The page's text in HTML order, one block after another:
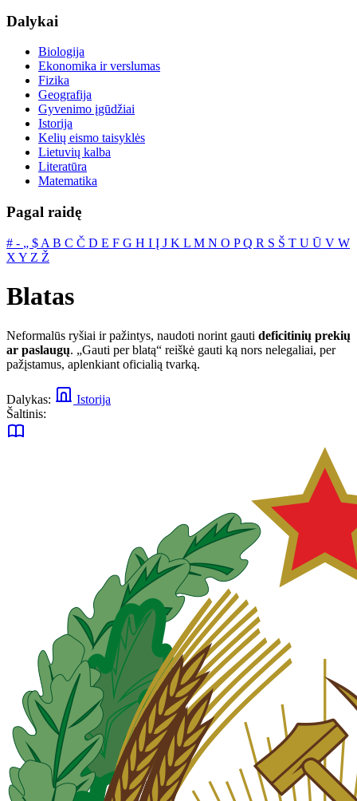
Dalykai
Biologija
Ekonomika ir verslumas
Fizika
Geografija
Gyvenimo įgūdžiai
Istorija
Kelių eismo taisyklės
Lietuvių kalba
Literatūra
Matematika
Pagal raidę
# ‐ „ $ A B C Č D E F G H I Į J K L M N O PQ R S Š T U Ū V W
X Y Z Ž
Blatas
Neformalūs ryšiai ir pažintys, naudoti norint gauti deficitinių prekių
ar paslaugų. „Gauti per blatą“ reiškė gauti ką nors nelegaliai, per
pažįstamus, aplenkiant oficialią tvarką.
Dalykas:
Istorija
Šaltinis: